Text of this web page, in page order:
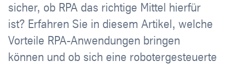
sicher, ob RPA das richtige Mittel hierfür
ist? Erfahren Sie in diesem Artikel, welche
Vorteile RPA-Anwendungen bringen
können und ob sich eine robotergesteuerte